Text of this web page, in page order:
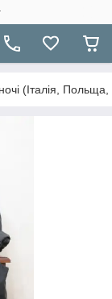
(Італія,